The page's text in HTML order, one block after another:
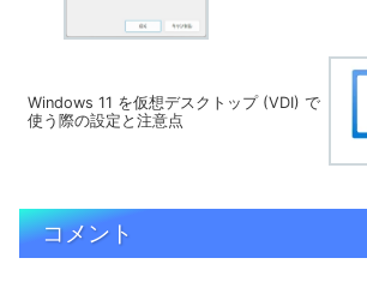
Windows 11 を仮想デスクトップ (VDI) で
使う際の設定と注意点
コメント